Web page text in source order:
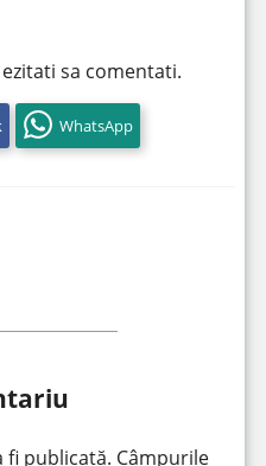
sa comentati.
WhatsApp
fi publicată. Câmpurile